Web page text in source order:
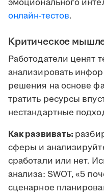
эмоционального
онлайн-тестов.
Критическое
Работодатели ценят
анализировать
решения на основе
тратить ресурсы
нестандартные
Как развивать:
сферы и
сработали или нет.
анализа: SWOT, «5
сценарное